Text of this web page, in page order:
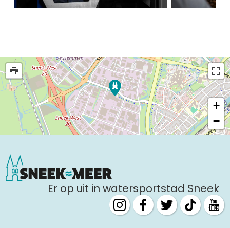
+
−
Er op uit in watersportstad Sneek